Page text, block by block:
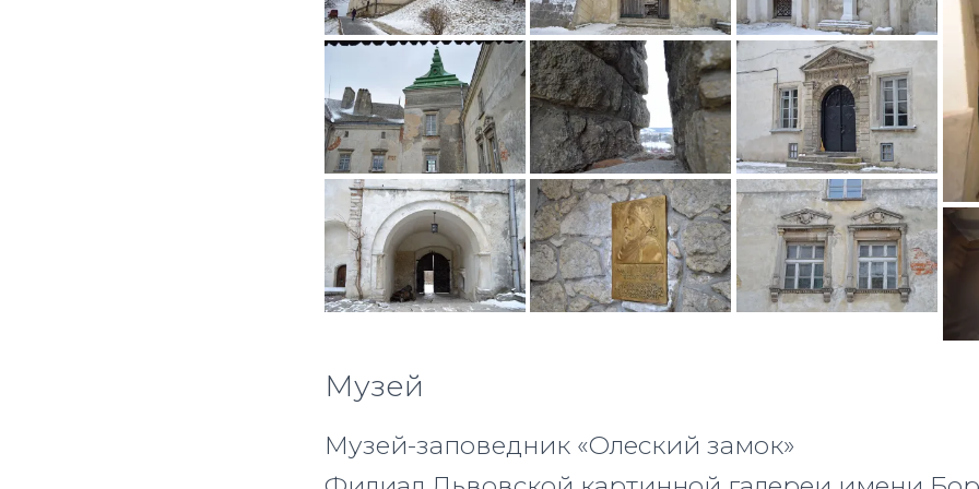
Музей
Музей-заповедник «Олеский замок»